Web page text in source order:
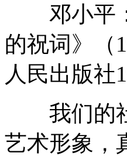
邓小平：
的祝词》（
人民出版社
我们的社
艺术形象，